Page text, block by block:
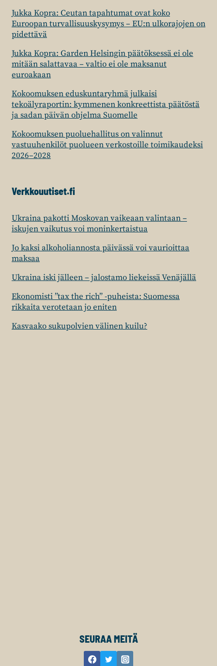
Jukka Kopra: Ceutan tapahtumat ovat koko
Euroopan turvallisuuskysymys – EU:n ulkorajojen on
pidettävä
Jukka Kopra: Garden Helsingin päätöksessä ei ole
mitään salattavaa – valtio ei ole maksanut
euroakaan
Kokoomuksen eduskuntaryhmä julkaisi
tekoälyraportin: kymmenen konkreettista päätöstä
ja sadan päivän ohjelma Suomelle
Kokoomuksen puoluehallitus on valinnut
vastuuhenkilöt puolueen verkostoille toimikaudeksi
2026–2028
Verkkouutiset.fi
Ukraina pakotti Moskovan vaikeaan valintaan –
iskujen vaikutus voi moninkertaistua
Jo kaksi alkoholiannosta päivässä voi vaurioittaa
maksaa
Ukraina iski jälleen – jalostamo liekeissä Venäjällä
Ekonomisti ”tax the rich” -puheista: Suomessa
rikkaita verotetaan jo eniten
Kasvaako sukupolvien välinen kuilu?
SEURAA MEITÄ